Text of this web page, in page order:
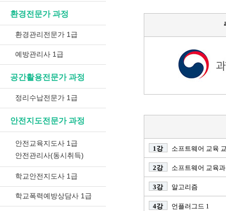
환경전문가 과정
환경관리전문가 1급
예방관리사 1급
공간활용전문가 과정
정리수납전문가 1급
안전지도전문가 과정
안전교육지도사 1급
안전관리사(동시취득)
학교안전지도사 1급
학교폭력예방상담사 1급
1강 소프트웨어 교육
2강 소프트웨어 교육
3강 알고리즘
4강 언플러그드 1